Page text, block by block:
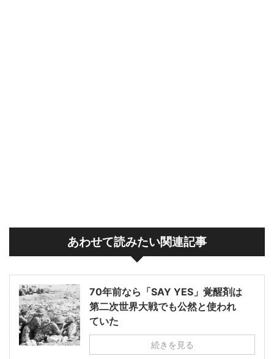
あわせて読みたい関連記事
70年前なら「SAY YES」覚醒剤は
第二次世界大戦でも公然と使われ
ていた
続きを見る